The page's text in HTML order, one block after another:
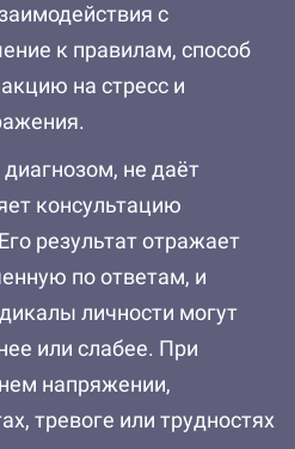
с
к правилам, способ
на стресс и
диагнозом, не даёт
консультацию
результат отражает
по ответам, и
личности могут
или слабее. При
напряжении,
тревоге или трудностях